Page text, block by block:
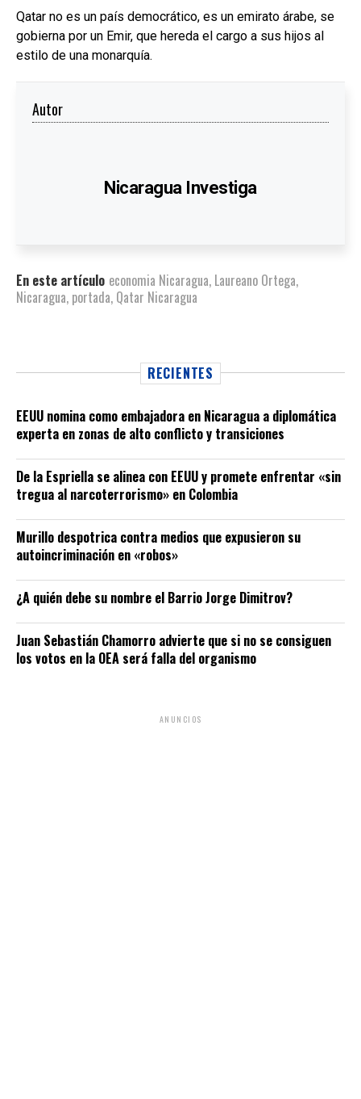
Qatar no es un país democrático, es un emirato árabe, se
gobierna por un Emir, que hereda el cargo a sus hijos al
estilo de una monarquía.
Autor
Nicaragua Investiga
En este artículo economia Nicaragua, Laureano Ortega,
Nicaragua, portada, Qatar Nicaragua
RECIENTES
EEUU nomina como embajadora en Nicaragua a diplomática
experta en zonas de alto conflicto y transiciones
De la Espriella se alinea con EEUU y promete enfrentar «sin
tregua al narcoterrorismo» en Colombia
Murillo despotrica contra medios que expusieron su
autoincriminación en «robos»
¿A quién debe su nombre el Barrio Jorge Dimitrov?
Juan Sebastián Chamorro advierte que si no se consiguen
los votos en la OEA será falla del organismo
ANUNCIOS